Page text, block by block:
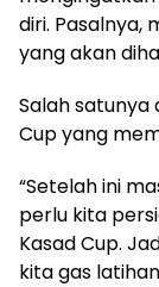
diri. Pasalnya,
yang akan
Salah satunya
Cup yang
“Setelah ini
perlu kita
Kasad Cup.
kita gas